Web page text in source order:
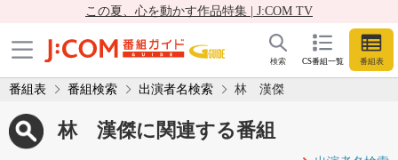
この夏、心を動かす作品特集 | J:COM TV
CS番組一覧 番組表
検索
番組表 番組検索 出演者名検索 林 漢傑
林 漢傑に関連する番組